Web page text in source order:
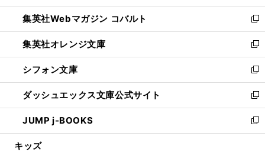
開
く
ウ
で
開
く
ン
ド
ウ
で
開
く
ウ
ィ
ン
ド
ウ
で
開
く
集英社Webマガジン コバルト
新
し
い
ウ
ィ
ン
ド
ウ
で
開
集英社オレンジ文庫
新
し
い
ウ
ィ
ン
ド
ウ
シフォン文庫
新
し
い
ウ
ィ
ン
ダッシュエックス文庫公式サイト
新
し
い
ウ
JUMP j-BOOKS
新
し
キッズ